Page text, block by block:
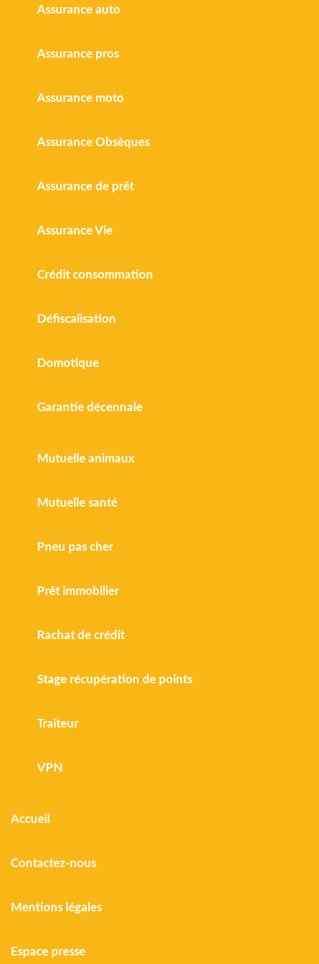
Assurance auto
Assurance pros
Assurance moto
Assurance Obsèques
Assurance de prêt
Assurance Vie
Crédit consommation
Défiscalisation
Domotique
Garantie décennale
Mutuelle animaux
Mutuelle santé
Pneu pas cher
Prêt immobilier
Rachat de crédit
Stage récupération de points
Traiteur
VPN
Accueil
Contactez-nous
Mentions légales
Espace presse